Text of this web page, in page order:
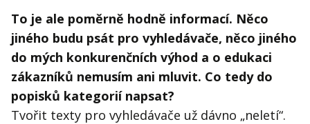
To je ale poměrně hodně informací. Něco
jiného budu psát pro vyhledávače, něco jiného
do mých konkurenčních výhod a o edukaci
zákazníků nemusím ani mluvit. Co tedy do
popisků kategorií napsat?
Tvořit texty pro vyhledávače už dávno „neletí“.